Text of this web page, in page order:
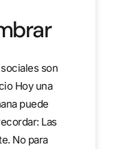
son
Hoy una
puede
Las
No para